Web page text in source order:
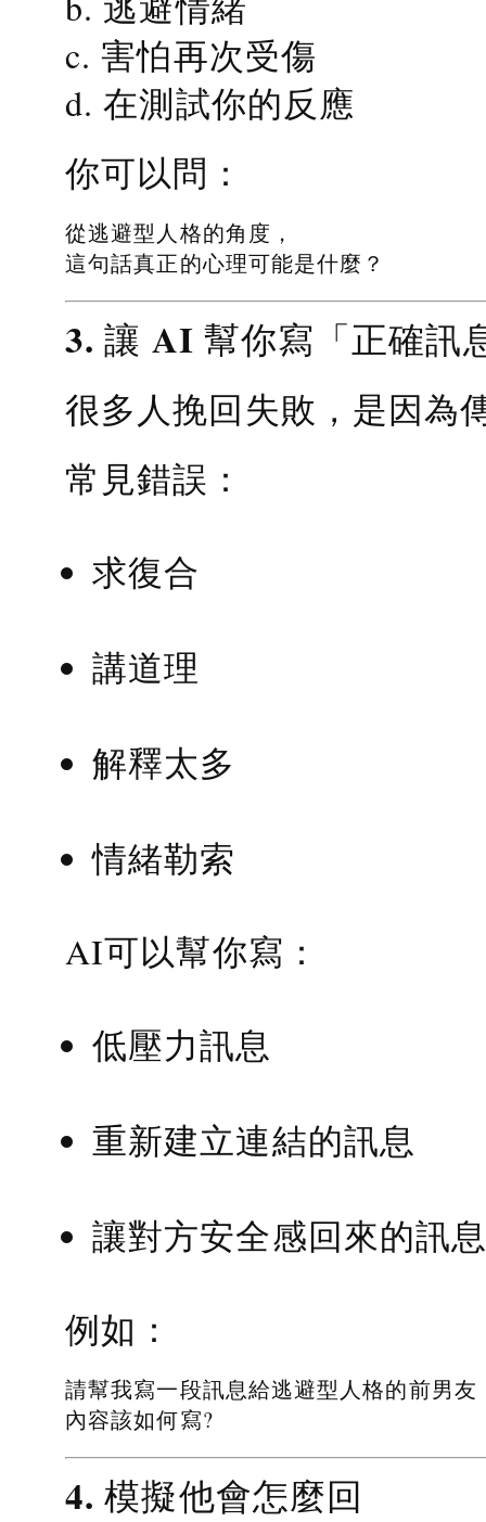
c. 害怕再次受傷
d. 在測試你的反應
你可以問：
從逃避型人格的角度，
這句話真正的心理可能是什麼？
3. 讓 AI 幫你寫「正確訊
很多人挽回失敗，是因為
常見錯誤：
求復合
講道理
解釋太多
情緒勒索
AI可以幫你寫：
低壓力訊息
重新建立連結的訊息
讓對方安全感回來的訊
例如：
請幫我寫一段訊息給逃避型人格的前男友
內容該如何寫?
4. 模擬他會怎麼回